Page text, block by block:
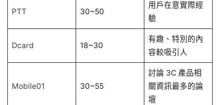
PTT 30~50
用戶在意實際經
驗
Dcard 18~30
有趣、特別的內
容較吸引人
Mobile01 30~55
討論 3C 產品相
關資訊最多的論
壇